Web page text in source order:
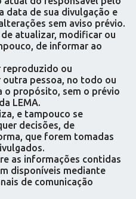
data de sua divulgação e
sem aviso prévio.
atualizar, modificar ou
de informar ao
reproduzido ou
pessoa, no todo ou
o propósito, sem o prévio
LEMA.
e tampouco se
decisões, de
que forem tomadas
as informações contidas
disponíveis mediante
de comunicação